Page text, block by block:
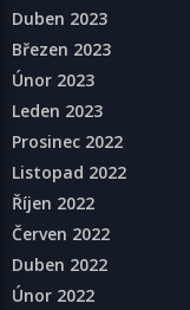
Duben 2023
Březen 2023
Únor 2023
Leden 2023
Prosinec 2022
Listopad 2022
Říjen 2022
Červen 2022
Duben 2022
Únor 2022